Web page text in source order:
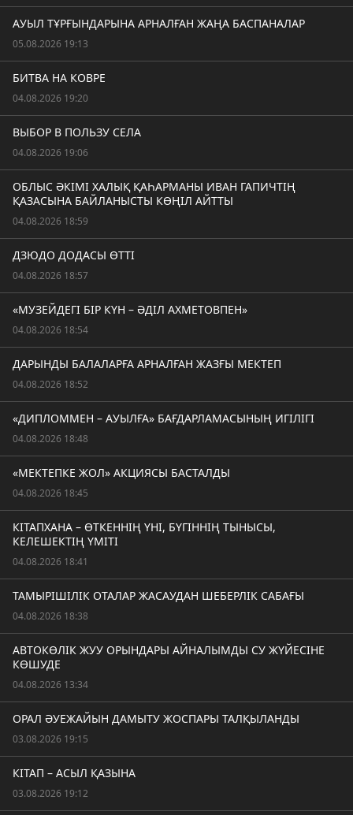
АУЫЛ ТҰРҒЫНДАРЫНА АРНАЛҒАН ЖАҢА БАСПАНАЛАР
05.08.2026 19:13
БИТВА НА КОВРЕ
04.08.2026 19:20
ВЫБОР В ПОЛЬЗУ СЕЛА
04.08.2026 19:06
ОБЛЫС ӘКІМІ ХАЛЫҚ ҚАҺАРМАНЫ ИВАН ГАПИЧТІҢ
ҚАЗАСЫНА БАЙЛАНЫСТЫ КӨҢІЛ АЙТТЫ
04.08.2026 18:59
ДЗЮДО ДОДАСЫ ӨТТІ
04.08.2026 18:57
«МУЗЕЙДЕГІ БІР КҮН – ӘДІЛ АХМЕТОВПЕН»
04.08.2026 18:54
ДАРЫНДЫ БАЛАЛАРҒА АРНАЛҒАН ЖАЗҒЫ МЕКТЕП
04.08.2026 18:52
«ДИПЛОММЕН – АУЫЛҒА» БАҒДАРЛАМАСЫНЫҢ ИГІЛІГІ
04.08.2026 18:48
«МЕКТЕПКЕ ЖОЛ» АКЦИЯСЫ БАСТАЛДЫ
04.08.2026 18:45
КІТАПХАНА – ӨТКЕННІҢ ҮНІ, БҮГІННІҢ ТЫНЫСЫ,
КЕЛЕШЕКТІҢ ҮМІТІ
04.08.2026 18:41
ТАМЫРІШІЛІК ОТАЛАР ЖАСАУДАН ШЕБЕРЛІК САБАҒЫ
04.08.2026 18:38
АВТОКӨЛІК ЖУУ ОРЫНДАРЫ АЙНАЛЫМДЫ СУ ЖҮЙЕСІНЕ
КӨШУДЕ
04.08.2026 13:34
ОРАЛ ӘУЕЖАЙЫН ДАМЫТУ ЖОСПАРЫ ТАЛҚЫЛАНДЫ
03.08.2026 19:15
КІТАП – АСЫЛ ҚАЗЫНА
03.08.2026 19:12